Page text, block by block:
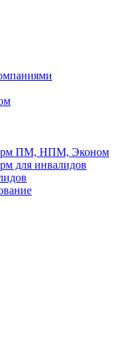
ПМ, НПМ, Эконом
для инвалидов